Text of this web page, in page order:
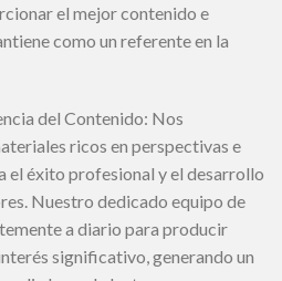
el mejor contenido e
como un referente en la
del Contenido: Nos
ricos en perspectivas e
el éxito profesional y el desarrollo
Nuestro dedicado equipo de
a diario para producir
significativo, generando un